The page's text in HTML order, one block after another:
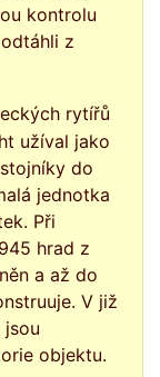
kontrolu
z
užíval jako
do
jednotka
Při
hrad z
a až do
V již
objektu.